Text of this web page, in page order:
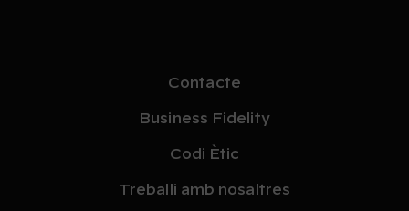
Contacte
Business Fidelity
Codi Ètic
Treballi amb nosaltres